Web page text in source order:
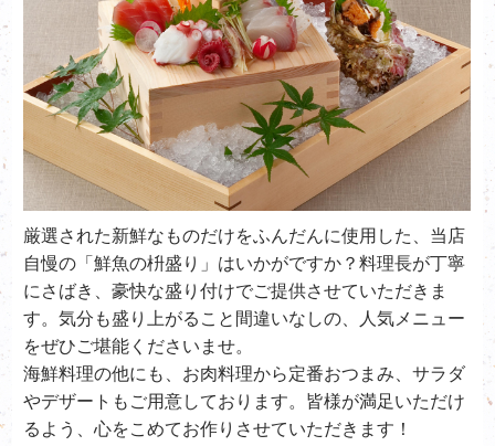
厳選された新鮮なものだけをふんだんに使用した、当店
自慢の「鮮魚の枡盛り」はいかがですか？料理長が丁寧
にさばき、豪快な盛り付けでご提供させていただきま
す。気分も盛り上がること間違いなしの、人気メニュー
をぜひご堪能くださいませ。
海鮮料理の他にも、お肉料理から定番おつまみ、サラダ
やデザートもご用意しております。皆様が満足いただけ
るよう、心をこめてお作りさせていただきます！